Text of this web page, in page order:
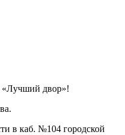
«Лучший двор»!
в каб. №104 городской